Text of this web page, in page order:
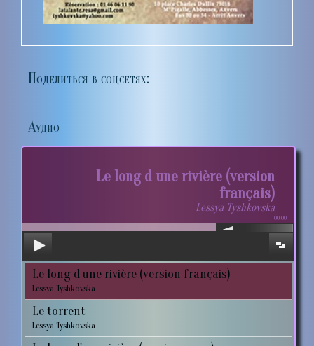
Поделиться в соцсетях:
Аудио
Le long d une rivière (version
français)
Lessya Tyshkovska
00:00
Le long d une rivière (version français)
Lessya Tyshkovska
Le torrent
Lessya Tyshkovska